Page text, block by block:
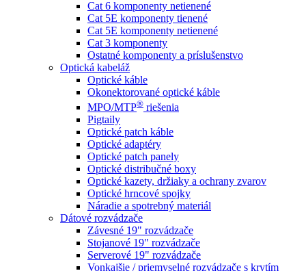
Cat 6 komponenty netienené
Cat 5E komponenty tienené
Cat 5E komponenty netienené
Cat 3 komponenty
Ostatné komponenty a príslušenstvo
Optická kabeláž
Optické káble
Okonektorované optické káble
MPO/MTP® ​ riešenia
Pigtaily
Optické patch káble
Optické adaptéry
Optické patch panely
Optické distribučné boxy
Optické kazety, držiaky a ochrany zvarov
Optické hrncové spojky
Náradie a spotrebný materiál
Dátové rozvádzače
Závesné 19" rozvádzače
Stojanové 19" rozvádzače
Serverové 19" rozvádzače
Vonkajšie / priemyselné rozvádzače s krytím